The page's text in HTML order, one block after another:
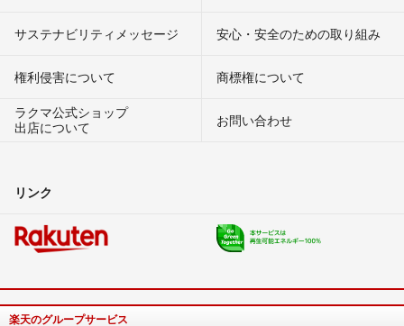
サステナビリティメッセージ 安心・安全のための取り組み
権利侵害について
商標権について
ラクマ公式ショップ
出店について
お問い合わせ
リンク
楽天のグループサービス